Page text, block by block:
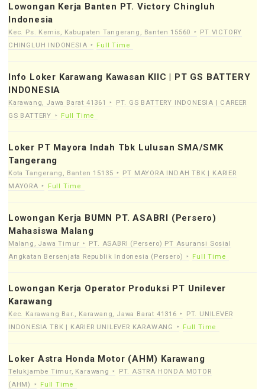
Lowongan Kerja Banten PT. Victory Chingluh
Indonesia
Kec. Ps. Kemis, Kabupaten Tangerang, Banten 15560
PT VICTORY
CHINGLUH INDONESIA
Full Time
Info Loker Karawang Kawasan KIIC | PT GS BATTERY
INDONESIA
Karawang, Jawa Barat 41361
PT. GS BATTERY INDONESIA | CAREER
GS BATTERY
Full Time
Loker PT Mayora Indah Tbk Lulusan SMA/SMK
Tangerang
Kota Tangerang, Banten 15135
PT MAYORA INDAH TBK | KARIER
MAYORA
Full Time
Lowongan Kerja BUMN PT. ASABRI (Persero)
Mahasiswa Malang
Malang, Jawa Timur
PT. ASABRI (Persero) PT Asuransi Sosial
Angkatan Bersenjata Republik Indonesia (Persero)
Full Time
Lowongan Kerja Operator Produksi PT Unilever
Karawang
Kec. Karawang Bar., Karawang, Jawa Barat 41316
PT. UNILEVER
INDONESIA TBK | KARIER UNILEVER KARAWANG
Full Time
Loker Astra Honda Motor (AHM) Karawang
Telukjambe Timur, Karawang
PT. ASTRA HONDA MOTOR
(AHM)
Full Time